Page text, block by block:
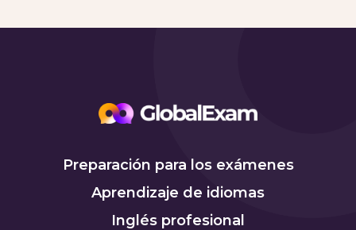
Preparación para los exámenes
Aprendizaje de idiomas
Inglés profesional